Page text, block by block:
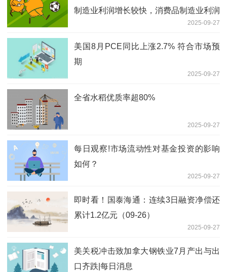
制造业利润增长较快，消费品制造业利润
2025-09-27
美国8月PCE同比上涨2.7% 符合市场预
期
2025-09-27
全省水稻优质率超80%
2025-09-27
每日观察!市场流动性对基金投资的影响
如何？
2025-09-27
即时看！国泰海通：连续3日融资净偿还
累计1.2亿元（09-26）
2025-09-27
美关税冲击致加拿大钢铁业7月产出与出
口齐跌|每日消息